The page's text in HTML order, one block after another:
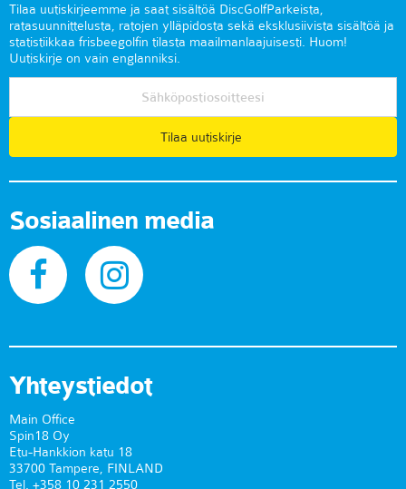
Tilaa uutiskirjeemme ja saat sisältöä DiscGolfParkeista,
ratasuunnittelusta, ratojen ylläpidosta sekä eksklusiivista sisältöä ja
statistiikkaa frisbeegolfin tilasta maailmanlaajuisesti. Huom!
Uutiskirje on vain englanniksi.
Tilaa uutiskirje
Sosiaalinen media
Yhteystiedot
Main Office
Spin18 Oy
Etu-Hankkion katu 18
33700 Tampere, FINLAND
Tel. +358 10 231 2550